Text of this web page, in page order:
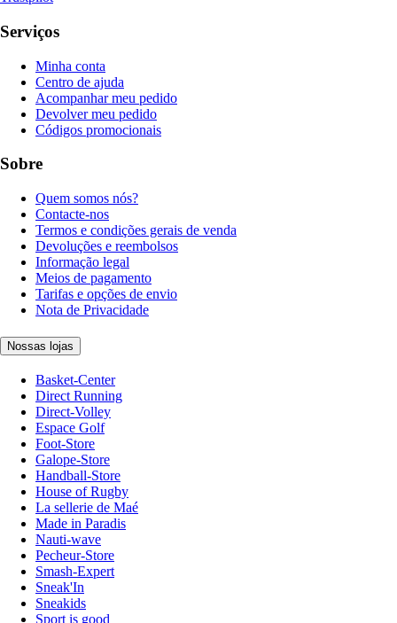
Serviços
Minha conta
Centro de ajuda
Acompanhar meu pedido
Devolver meu pedido
Códigos promocionais
Sobre
Quem somos nós?
Contacte-nos
Termos e condições gerais de venda
Devoluções e reembolsos
Informação legal
Meios de pagamento
Tarifas e opções de envio
Nota de Privacidade
Nossas lojas
Basket-Center
Direct Running
Direct-Volley
Espace Golf
Foot-Store
Galope-Store
Handball-Store
House of Rugby
La sellerie de Maé
Made in Paradis
Nauti-wave
Pecheur-Store
Smash-Expert
Sneak'In
Sneakids
Sport is good